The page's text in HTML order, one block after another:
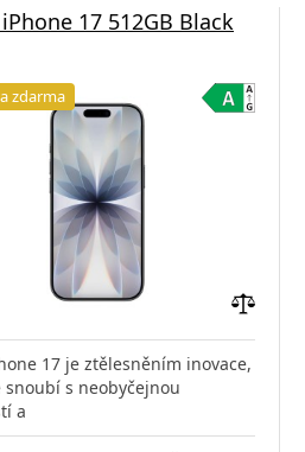
17 512GB Black
zdarma
17 je ztělesněním inovace,
snoubí s neobyčejnou
a